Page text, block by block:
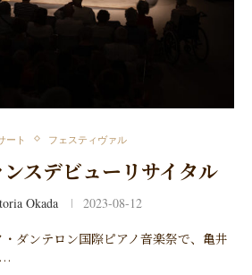
ート フェスティヴァル
スデビューリサイタル
Okada 2023-08-12
ダンテロン国際ピアノ音楽祭で、亀井